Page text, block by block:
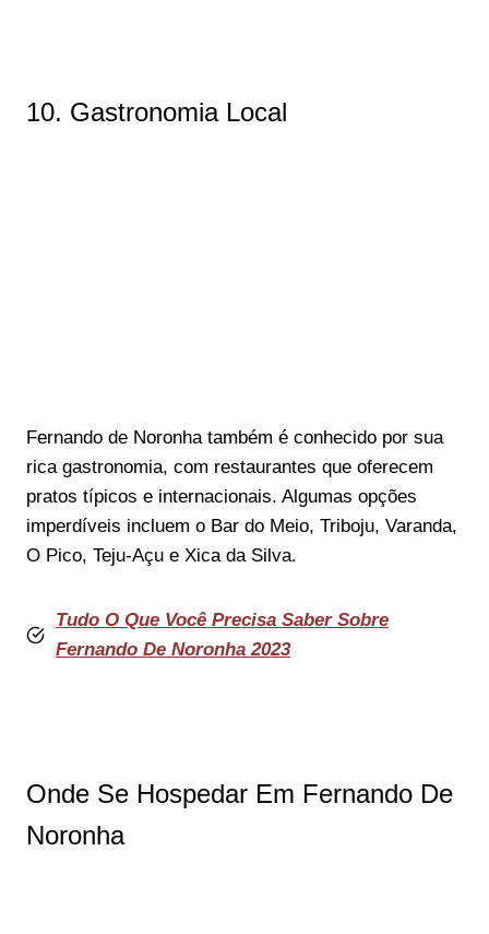
10. Gastronomia Local
Fernando de Noronha também é conhecido por sua
rica gastronomia, com restaurantes que oferecem
pratos típicos e internacionais. Algumas opções
imperdíveis incluem o Bar do Meio, Triboju, Varanda,
O Pico, Teju-Açu e Xica da Silva.
Tudo O Que Você Precisa Saber Sobre
Fernando De Noronha 2023
Onde Se Hospedar Em Fernando De
Noronha